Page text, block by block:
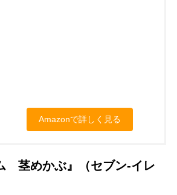
Amazonで詳しく見る
茎めかぶ』（セブン-イレ